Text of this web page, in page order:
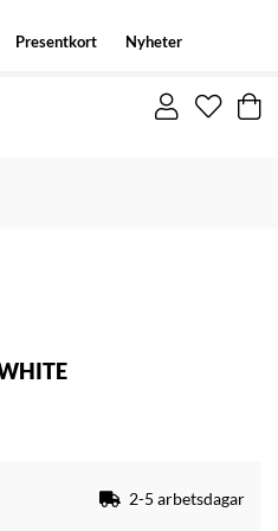
Presentkort Nyheter
2-5 arbetsdagar